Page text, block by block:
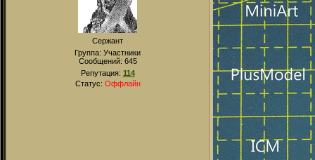
Сержант
Группа: Участники
Сообщений: 645
Репутация: 114
Статус: Оффлайн